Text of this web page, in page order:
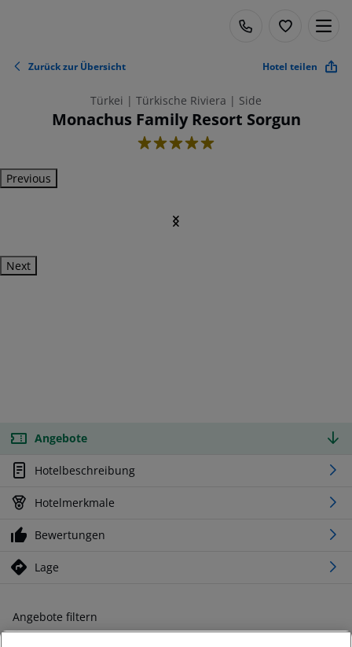
Zurück zur Übersicht Hotel teilen
Türkei | Türkische Riviera | Side
Monachus Family Resort Sorgun
5
Previous
Next
Angebote
Hotelbeschreibung
Hotelmerkmale
Bewertungen
Lage
Angebote filtern
Ändern Sie Ihre Kriterien nach Ihren Wünschen